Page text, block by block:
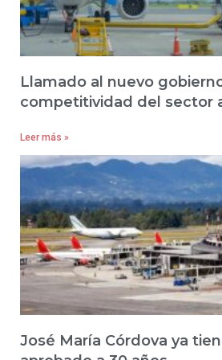
Llamado al nuevo
competitividad del sector
Leer más »
José María Córdova ya